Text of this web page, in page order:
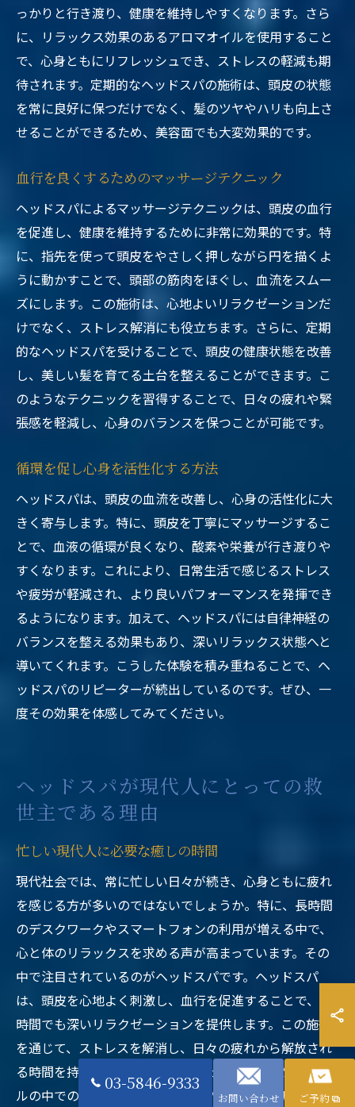
っかりと行き渡り、健康を維持しやすくなります。さら
に、リラックス効果のあるアロマオイルを使用すること
で、心身ともにリフレッシュでき、ストレスの軽減も期
待されます。定期的なヘッドスパの施術は、頭皮の状態
を常に良好に保つだけでなく、髪のツヤやハリも向上さ
せることができるため、美容面でも大変効果的です。
血行を良くするためのマッサージテクニック
ヘッドスパによるマッサージテクニックは、頭皮の血行
を促進し、健康を維持するために非常に効果的です。特
に、指先を使って頭皮をやさしく押しながら円を描くよ
うに動かすことで、頭部の筋肉をほぐし、血流をスムー
ズにします。この施術は、心地よいリラクゼーションだ
けでなく、ストレス解消にも役立ちます。さらに、定期
的なヘッドスパを受けることで、頭皮の健康状態を改善
し、美しい髪を育てる土台を整えることができます。こ
のようなテクニックを習得することで、日々の疲れや緊
張感を軽減し、心身のバランスを保つことが可能です。
循環を促し心身を活性化する方法
ヘッドスパは、頭皮の血流を改善し、心身の活性化に大
きく寄与します。特に、頭皮を丁寧にマッサージするこ
とで、血液の循環が良くなり、酸素や栄養が行き渡りや
すくなります。これにより、日常生活で感じるストレス
や疲労が軽減され、より良いパフォーマンスを発揮でき
るようになります。加えて、ヘッドスパには自律神経の
バランスを整える効果もあり、深いリラックス状態へと
導いてくれます。こうした体験を積み重ねることで、ヘ
ッドスパのリピーターが続出しているのです。ぜひ、一
度その効果を体感してみてください。
ヘッドスパが現代人にとっての救
世主である理由
忙しい現代人に必要な癒しの時間
現代社会では、常に忙しい日々が続き、心身ともに疲れ
を感じる方が多いのではないでしょうか。特に、長時間
のデスクワークやスマートフォンの利用が増える中で、
心と体のリラックスを求める声が高まっています。その
中で注目されているのがヘッドスパです。ヘッドスパ
は、頭皮を心地よく刺激し、血行を促進することで、短
時間でも深いリラクゼーションを提供します。この施術
を通じて、ストレスを解消し、日々の疲れから解放され
る時間を持つことができます。また、多忙なスケジュー
ルの中での短時間の休息が、長期的な精神的健康にも寄
03-5846-9333
お問い合わせ ご予約